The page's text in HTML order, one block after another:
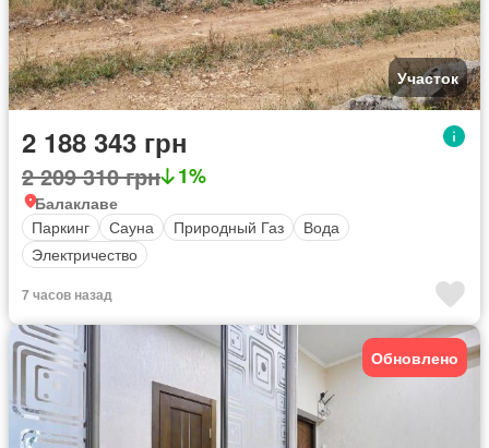
Участок
2 188 343 грн
2 209 310 грн 1%
Балаклаве
Паркинг
Сауна Природный Газ
Вода
Электричество
7 часов назад
Обновлено